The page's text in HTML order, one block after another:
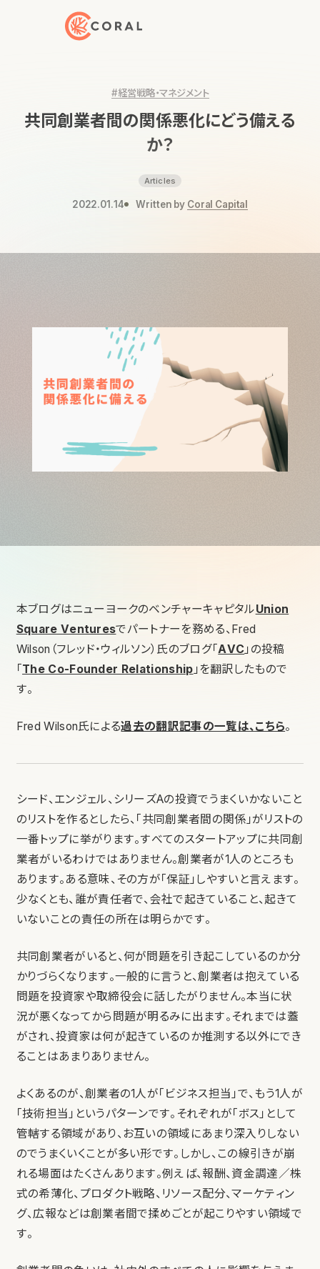
トップページへ戻る
#経営戦略・マネジメント
共同創業者間の関係悪化にどう備える
か？
Articles
2022.01.14 Written by Coral Capital
本ブログはニューヨークのベンチャーキャピタルUnion
Square Venturesでパートナーを務める、Fred
Wilson（フレッド・ウィルソン）氏のブログ「AVC 」の投稿
「 The Co-Founder Relationship 」を翻訳したもので
す。
Fred Wilson氏による過去の翻訳記事の一覧は、こちら。
シード、エンジェル、シリーズAの投資でうまくいかないこと
のリストを作るとしたら、「共同創業者間の関係」がリストの
一番トップに挙がります。すべてのスタートアップに共同創
業者がいるわけではありません。創業者が1人のところも
あります。ある意味、その方が「保証」しやすいと言えます。
少なくとも、誰が責任者で、会社で起きていること、起きて
いないことの責任の所在は明らかです。
共同創業者がいると、何が問題を引き起こしているのか分
かりづらくなります。一般的に言うと、創業者は抱えている
問題を投資家や取締役会に話したがりません。本当に状
況が悪くなってから問題が明るみに出ます。それまでは蓋
がされ、投資家は何が起きているのか推測する以外にでき
ることはあまりありません。
よくあるのが、創業者の1人が「ビジネス担当」で、もう1人が
「技術担当」というパターンです。それぞれが「ボス」として
管轄する領域があり、お互いの領域にあまり深入りしない
のでうまくいくことが多い形です。しかし、この線引きが崩
れる場面はたくさんあります。例えば、報酬、資金調達／株
式の希薄化、プロダクト戦略、リソース配分、マーケティン
グ、広報などは創業者間で揉めごとが起こりやすい領域で
す。